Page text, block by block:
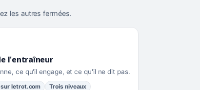
les autres fermées.
l'entraîneur
ce qu'il engage, et ce qu'il ne dit pas.
letrot.com
Trois niveaux